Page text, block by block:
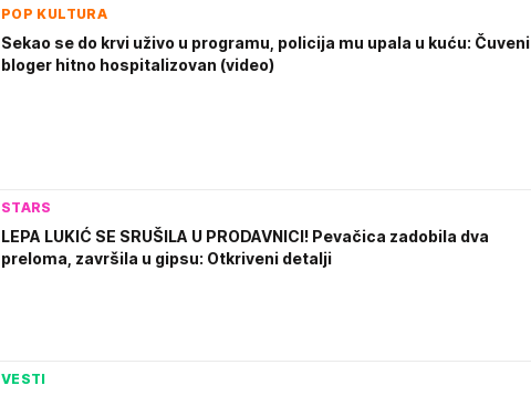
POP KULTURA
Sekao se do krvi uživo u programu, policija mu upala u kuću: Čuveni
bloger hitno hospitalizovan (video)
STARS
LEPA LUKIĆ SE SRUŠILA U PRODAVNICI! Pevačica zadobila dva
preloma, završila u gipsu: Otkriveni detalji
VESTI